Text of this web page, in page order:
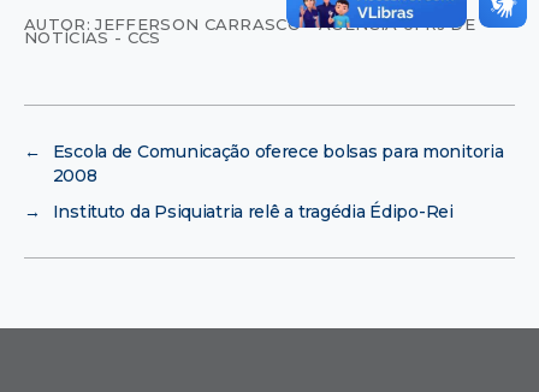
AUTOR: JEFFERSON CARRASCO - AGÊNCIA UFRJ DE
NOTÍCIAS - CCS
←
Escola de Comunicação oferece bolsas para monitoria
2008
→
Instituto da Psiquiatria relê a tragédia Édipo-Rei